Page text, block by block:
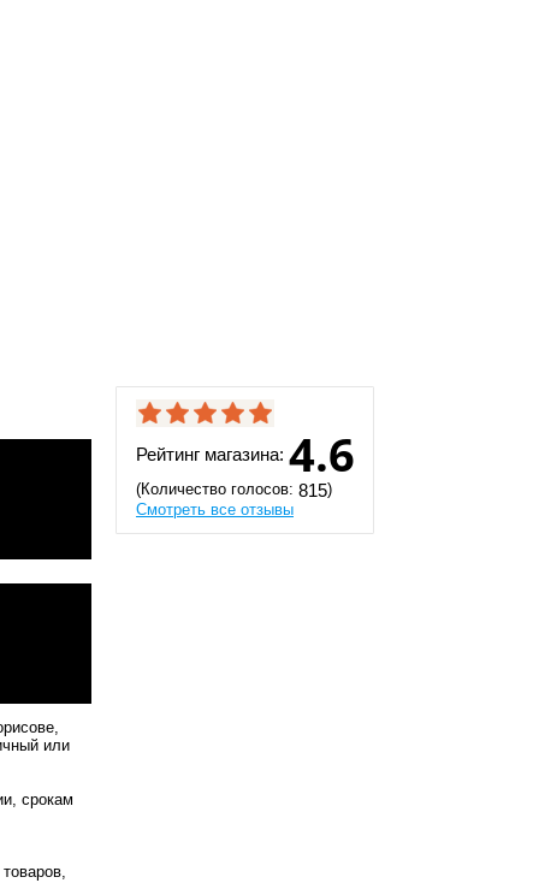
или
срокам
Рейтинг магазина: 4.6
(Количество голосов: 815)
Смотреть все отзывы